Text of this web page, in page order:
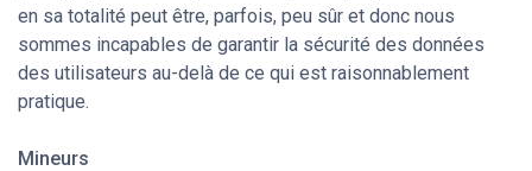
en sa totalité peut être, parfois, peu sûr et donc nous
sommes incapables de garantir la sécurité des données
des utilisateurs au-delà de ce qui est raisonnablement
pratique.
Mineurs